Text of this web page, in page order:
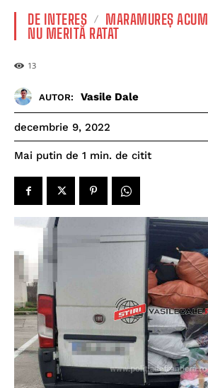
DE INTERES
MARAMUREȘ ACUM
NU MERITĂ RATAT
13
AUTOR: Vasile Dale
decembrie 9, 2022
Mai putin de 1 min. de citit